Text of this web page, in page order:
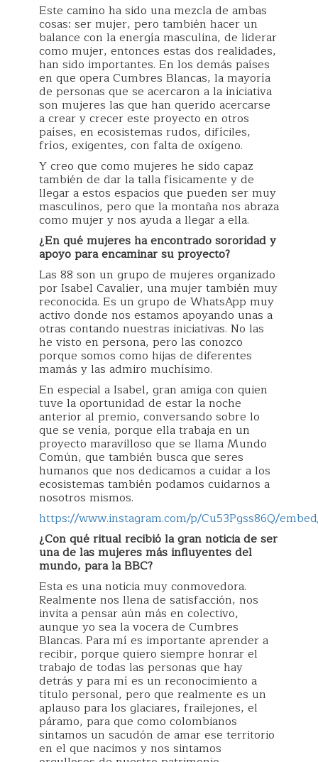
Este camino ha sido una mezcla de ambas
cosas: ser mujer, pero también hacer un
balance con la energía masculina, de liderar
como mujer, entonces estas dos realidades,
han sido importantes. En los demás países
en que opera Cumbres Blancas, la mayoría
de personas que se acercaron a la iniciativa
son mujeres las que han querido acercarse
a crear y crecer este proyecto en otros
países, en ecosistemas rudos, difíciles,
fríos, exigentes, con falta de oxígeno.
Y creo que como mujeres he sido capaz
también de dar la talla físicamente y de
llegar a estos espacios que pueden ser muy
masculinos, pero que la montaña nos abraza
como mujer y nos ayuda a llegar a ella.
¿En qué mujeres ha encontrado sororidad y
apoyo para encaminar su proyecto?
Las 88 son un grupo de mujeres organizado
por Isabel Cavalier, una mujer también muy
reconocida. Es un grupo de WhatsApp muy
activo donde nos estamos apoyando unas a
otras contando nuestras iniciativas. No las
he visto en persona, pero las conozco
porque somos como hijas de diferentes
mamás y las admiro muchísimo.
En especial a Isabel, gran amiga con quien
tuve la oportunidad de estar la noche
anterior al premio, conversando sobre lo
que se venía, porque ella trabaja en un
proyecto maravilloso que se llama Mundo
Común, que también busca que seres
humanos que nos dedicamos a cuidar a los
ecosistemas también podamos cuidarnos a
nosotros mismos.
https://www.instagram.com/p/Cu53Pgss86Q/
¿Con qué ritual recibió la gran noticia de ser
una de las mujeres más influyentes del
mundo, para la BBC?
Esta es una noticia muy conmovedora.
Realmente nos llena de satisfacción, nos
invita a pensar aún más en colectivo,
aunque yo sea la vocera de Cumbres
Blancas. Para mí es importante aprender a
recibir, porque quiero siempre honrar el
trabajo de todas las personas que hay
detrás y para mí es un reconocimiento a
título personal, pero que realmente es un
aplauso para los glaciares, frailejones, el
páramo, para que como colombianos
sintamos un sacudón de amar ese territorio
en el que nacimos y nos sintamos